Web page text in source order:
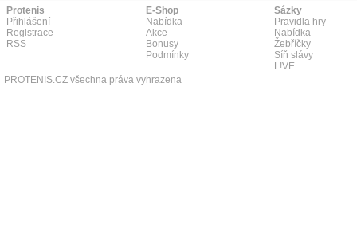
Protenis
Přihlášení
Registrace
RSS
E-Shop
Nabídka
Akce
Bonusy
Podmínky
Sázky
Pravidla hry
Nabídka
Žebříčky
Síň slávy
L!VE
PROTENIS.CZ všechna práva vyhrazena